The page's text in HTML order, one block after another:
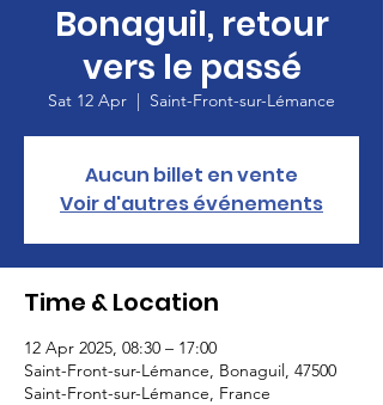
Bonaguil, retour
vers le passé
Sat 12 Apr
  |
Saint-Front-sur-Lémance
Aucun billet en vente
Voir d'autres événements
Time & Location
12 Apr 2025, 08:30 – 17:00
Saint-Front-sur-Lémance, Bonaguil, 47500
Saint-Front-sur-Lémance, France